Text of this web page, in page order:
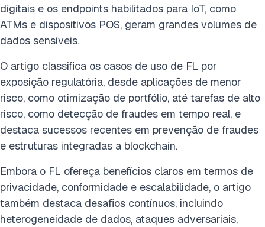
digitais e os endpoints habilitados para IoT, como
ATMs e dispositivos POS, geram grandes volumes de
dados sensíveis.
O artigo classifica os casos de uso de FL por
exposição regulatória, desde aplicações de menor
risco, como otimização de portfólio, até tarefas de alto
risco, como detecção de fraudes em tempo real, e
destaca sucessos recentes em prevenção de fraudes
e estruturas integradas a blockchain.
Embora o FL ofereça benefícios claros em termos de
privacidade, conformidade e escalabilidade, o artigo
também destaca desafios contínuos, incluindo
heterogeneidade de dados, ataques adversariais,